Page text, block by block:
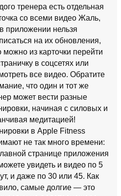
тренера есть отдельная
со всеми видео Жаль,
приложении нельзя
на их обновления,
можно из карточки перейти
в соцсетях или
все видео. Обратите
что один и тот же
может вести разные
начиная с силовых и
медитацией!
в Apple Fitness
не так много времени:
странице приложения
увидеть и видео по 5
и даже по 30 или 45. Как
самые долгие — это